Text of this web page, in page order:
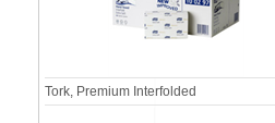
Tork, Premium Interfolded